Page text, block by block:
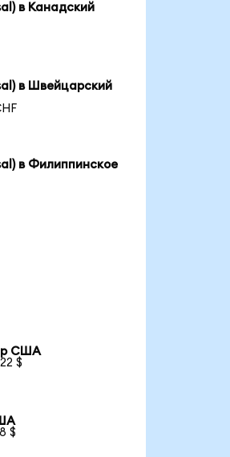
в Канадский
в Швейцарский
в Филиппинское
США
$
$